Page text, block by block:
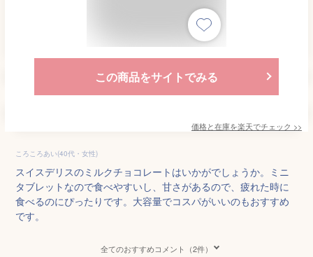
この商品をサイトでみる
価格と在庫を楽天でチェック >>
ころころあい(40代・女性)
スイスデリスのミルクチョコレートはいかがでしょうか。ミニ
タブレットなので食べやすいし、甘さがあるので、疲れた時に
食べるのにぴったりです。大容量でコスパがいいのもおすすめ
です。
全てのおすすめコメント（2件）